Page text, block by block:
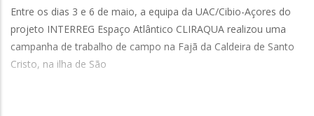
Entre os dias 3 e 6 de maio, a equipa da UAC/Cibio-Açores do
projeto INTERREG Espaço Atlântico CLIRAQUA realizou uma
campanha de trabalho de campo na Fajã da Caldeira de Santo
Cristo, na ilha de São